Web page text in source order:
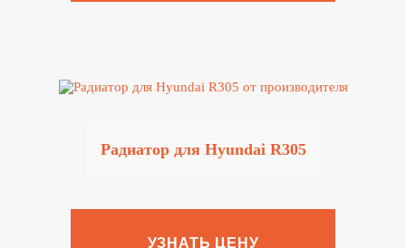
Радиатор для Hyundai R305
УЗНАТЬ ЦЕНУ